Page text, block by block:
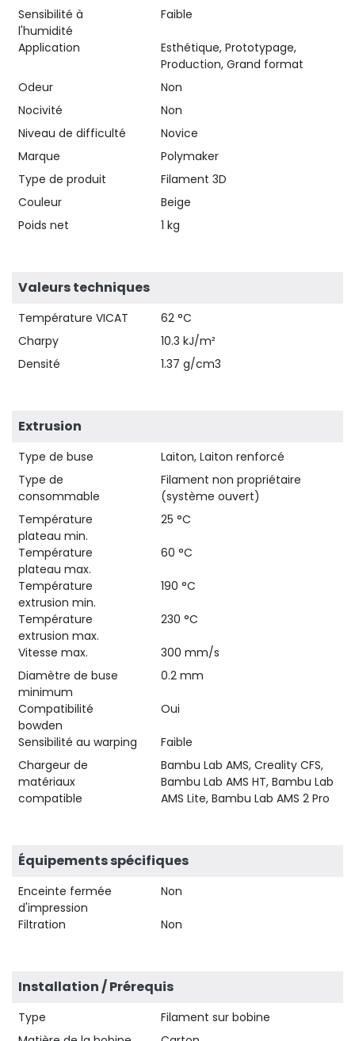
Sensibilité à
l'humidité
Faible
Application
Esthétique, Prototypage,
Production, Grand format
Odeur
Non
Nocivité
Non
Niveau de difficulté
Novice
Marque
Polymaker
Type de produit
Filament 3D
Couleur
Beige
Poids net
1 kg
Valeurs techniques
Température VICAT
62 °C
Charpy
10.3 kJ/m²
Densité
1.37 g/cm3
Extrusion
Type de buse
Laiton, Laiton renforcé
Type de
consommable
Filament non propriétaire
(système ouvert)
Température
plateau min.
25 °C
Température
plateau max.
60 °C
Température
extrusion min.
190 °C
Température
extrusion max.
230 °C
Vitesse max.
300 mm/s
Diamètre de buse
minimum
0.2 mm
Compatibilité
bowden
Oui
Sensibilité au warping
Faible
Chargeur de
matériaux
compatible
Bambu Lab AMS, Creality CFS,
Bambu Lab AMS HT, Bambu Lab
AMS Lite, Bambu Lab AMS 2 Pro
Équipements spécifiques
Enceinte fermée
d'impression
Non
Filtration Non
Installation / Prérequis
Type
Filament sur bobine